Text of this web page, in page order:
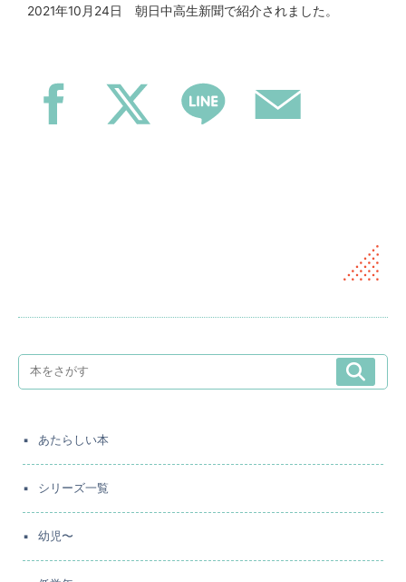
2021年10月24日 朝日中高生新聞で紹介されました。
あたらしい本
シリーズ一覧
幼児〜